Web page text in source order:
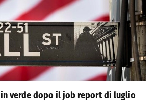
in verde dopo il job report di luglio